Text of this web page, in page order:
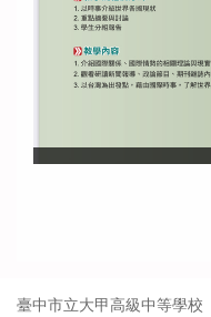
臺中市立大甲高級中等學校